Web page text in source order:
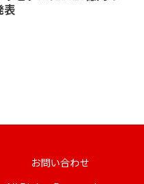
表
お問い合わせ